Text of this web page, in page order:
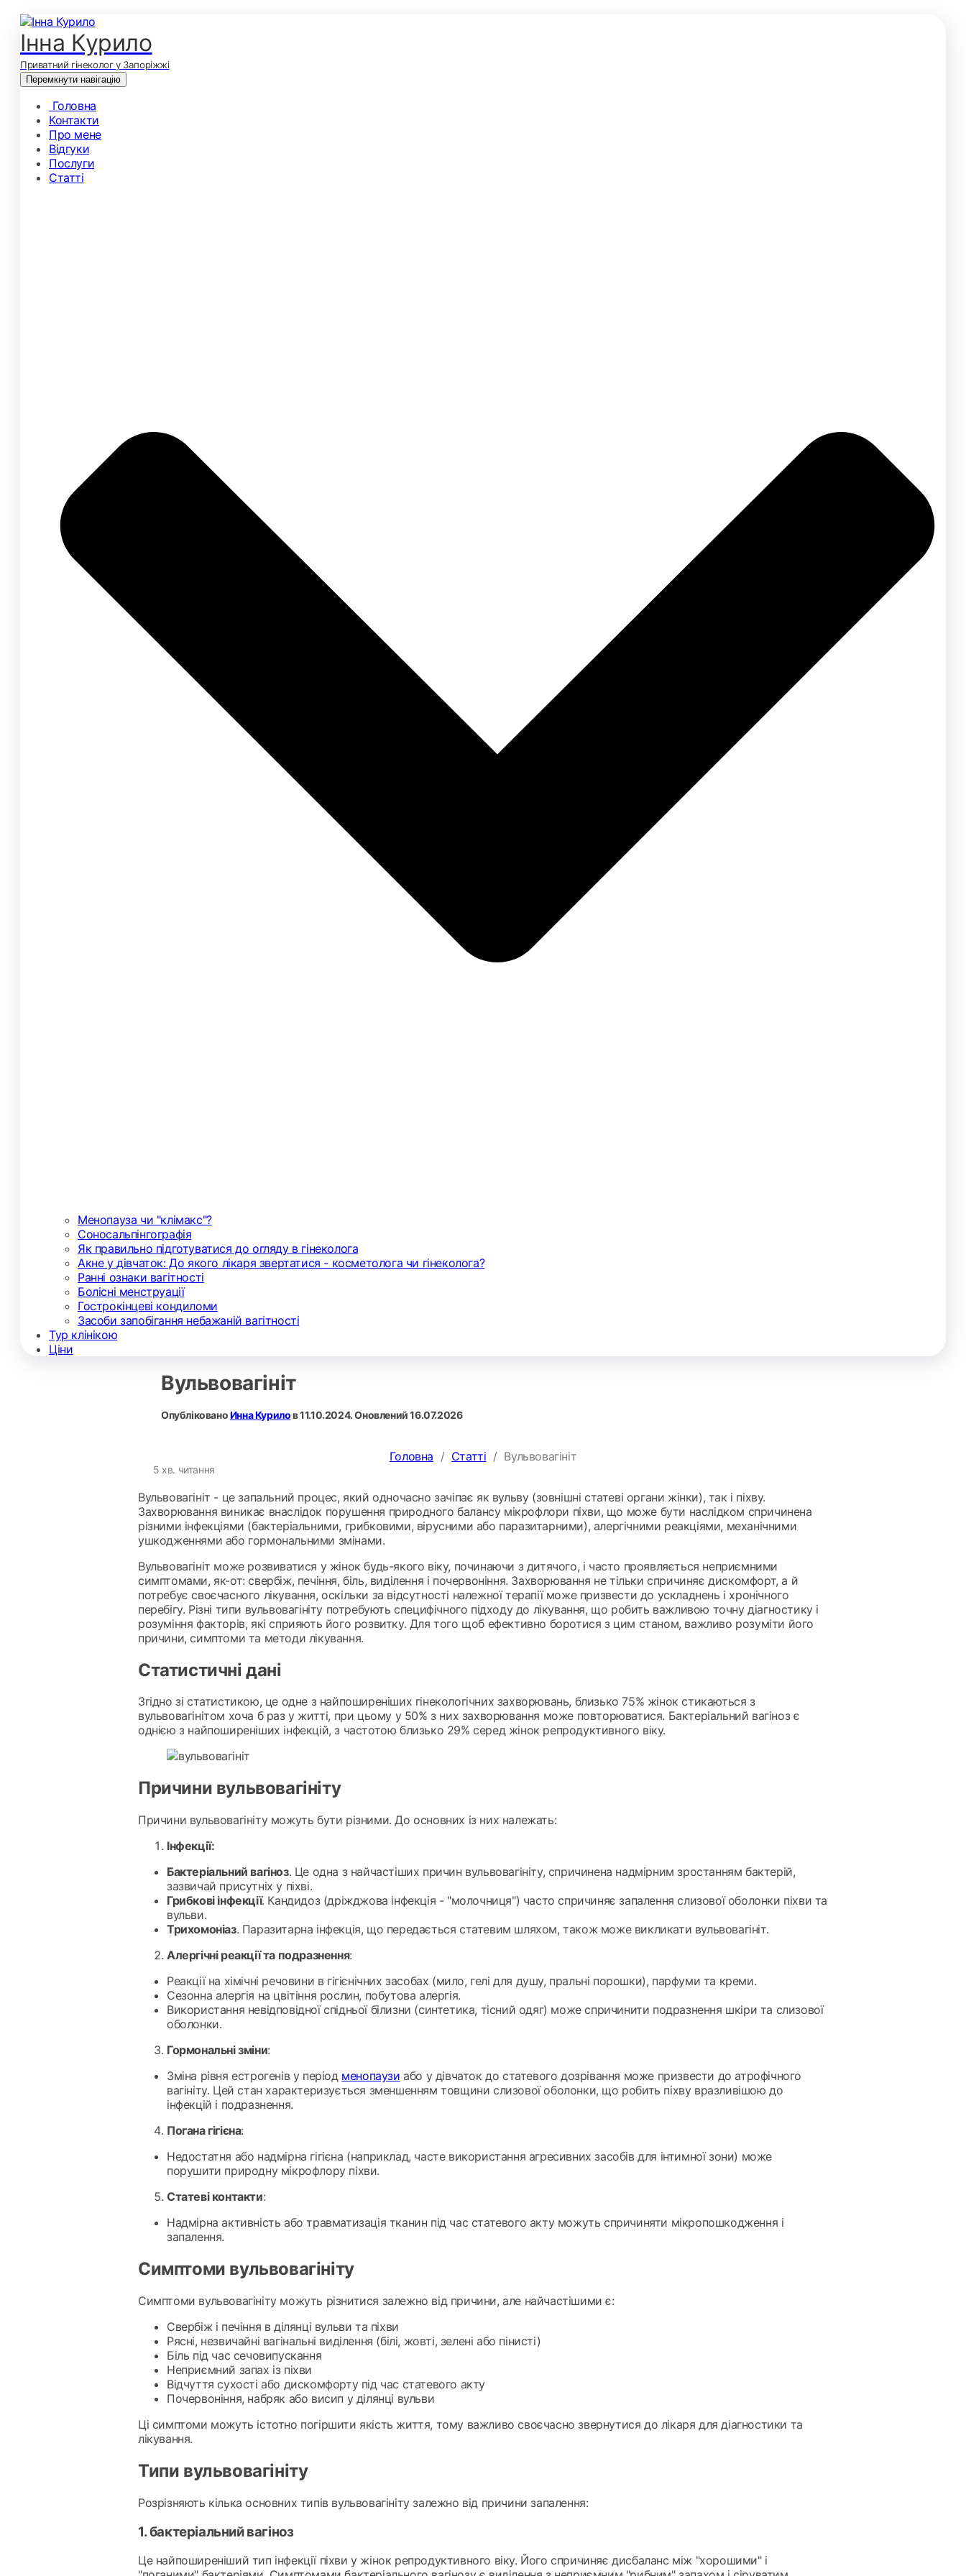
Інна Курило
Приватний гінеколог у Запоріжжі
Перемкнути навігацію
Головна
Контакти
Про мене
Відгуки
Послуги
Статті
Менопауза чи "клімакс"?
Соносальпінгографія
Як правильно підготуватися до огляду в гінеколога
Акне у дівчаток: До якого лікаря звертатися - косметолога чи гінеколога?
Ранні ознаки вагітності
Болісні менструації
Гострокінцеві кондиломи
Засоби запобігання небажаній вагітності
Тур клінікою
Ціни
Вульвовагініт
ОпублікованоИнна Курилов11.10.2024. Оновлений16.07.2026
Головна / Статті / Вульвовагініт
5 хв. читання
Вульвовагініт - це запальний процес, який одночасно зачіпає як вульву (зовнішні статеві органи жінки), так і піхву.
Захворювання виникає внаслідок порушення природного балансу мікрофлори піхви, що може бути наслідком спричинена
різними інфекціями (бактеріальними, грибковими, вірусними або паразитарними), алергічними реакціями, механічними
ушкодженнями або гормональними змінами.
Вульвовагініт може розвиватися у жінок будь-якого віку, починаючи з дитячого, і часто проявляється неприємними
симптомами, як-от: свербіж, печіння, біль, виділення і почервоніння. Захворювання не тільки спричиняє дискомфорт, а й
потребує своєчасного лікування, оскільки за відсутності належної терапії може призвести до ускладнень і хронічного
перебігу. Різні типи вульвовагініту потребують специфічного підходу до лікування, що робить важливою точну діагностику і
розуміння факторів, які сприяють його розвитку. Для того щоб ефективно боротися з цим станом, важливо розуміти його
причини, симптоми та методи лікування.
Статистичні дані
Згідно зі статистикою, це одне з найпоширеніших гінекологічних захворювань, близько 75% жінок стикаються з
вульвовагінітом хоча б раз у житті, при цьому у 50% з них захворювання може повторюватися. Бактеріальний вагіноз є
однією з найпоширеніших інфекцій, з частотою близько 29% серед жінок репродуктивного віку.
Причини вульвовагініту
Причини вульвовагініту можуть бути різними. До основних із них належать:
Інфекції:
Бактеріальний вагіноз. Це одна з найчастіших причин вульвовагініту, спричинена надмірним зростанням бактерій,
зазвичай присутніх у піхві.
Грибкові інфекції. Кандидоз (дріжджова інфекція - "молочниця") часто спричиняє запалення слизової оболонки піхви та
вульви.
Трихомоніаз. Паразитарна інфекція, що передається статевим шляхом, також може викликати вульвовагініт.
Алергічні реакції та подразнення:
Реакції на хімічні речовини в гігієнічних засобах (мило, гелі для душу, пральні порошки), парфуми та креми.
Сезонна алергія на цвітіння рослин, побутова алергія.
Використання невідповідної спідньої білизни (синтетика, тісний одяг) може спричинити подразнення шкіри та слизової
оболонки.
Гормональні зміни:
Зміна рівня естрогенів у період менопаузи або у дівчаток до статевого дозрівання може призвести до атрофічного
вагініту. Цей стан характеризується зменшенням товщини слизової оболонки, що робить піхву вразливішою до
інфекцій і подразнення.
Погана гігієна:
Недостатня або надмірна гігієна (наприклад, часте використання агресивних засобів для інтимної зони) може
порушити природну мікрофлору піхви.
Статеві контакти:
Надмірна активність або травматизація тканин під час статевого акту можуть спричиняти мікропошкодження і
запалення.
Симптоми вульвовагініту
Симптоми вульвовагініту можуть різнитися залежно від причини, але найчастішими є:
Свербіж і печіння в ділянці вульви та піхви
Рясні, незвичайні вагінальні виділення (білі, жовті, зелені або пінисті)
Біль під час сечовипускання
Неприємний запах із піхви
Відчуття сухості або дискомфорту під час статевого акту
Почервоніння, набряк або висип у ділянці вульви
Ці симптоми можуть істотно погіршити якість життя, тому важливо своєчасно звернутися до лікаря для діагностики та
лікування.
Типи вульвовагініту
Розрізняють кілька основних типів вульвовагініту залежно від причини запалення:
1. бактеріальний вагіноз
Це найпоширеніший тип інфекції піхви у жінок репродуктивного віку. Його спричиняє дисбаланс між "хорошими" і